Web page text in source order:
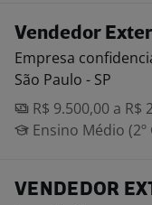
Vendedor
Empresa
São Paulo - SP
R$ 9.500,00 a R$
Ensino Médio (2º
VENDEDOR